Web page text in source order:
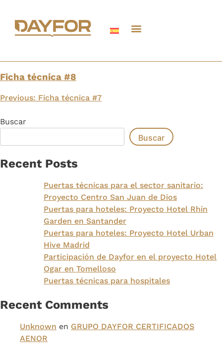
Ficha técnica #8
Previous: Ficha técnica #7
Buscar
Buscar
Recent Posts
Puertas técnicas para el sector sanitario:
Proyecto Centro San Juan de Dios
Puertas para hoteles: Proyecto Hotel Rhin
Garden en Santander
Puertas para hoteles: Proyecto Hotel Urban
Hive Madrid
Participación de Dayfor en el proyecto Hotel
Ogar en Tomelloso
Puertas técnicas para hospitales
Recent Comments
Unknown en GRUPO DAYFOR CERTIFICADOS
AENOR